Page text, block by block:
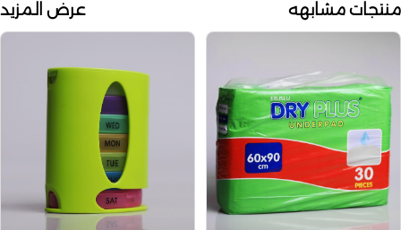
منتجات مشابهه عرض المزيد